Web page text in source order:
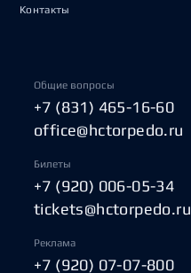
Контакты
Общие вопросы
+7 (831) 465-16-60
office@hctorpedo.ru
Билеты
+7 (920) 006-05-34
tickets@hctorpedo.ru
Реклама
+7 (920) 07-07-800